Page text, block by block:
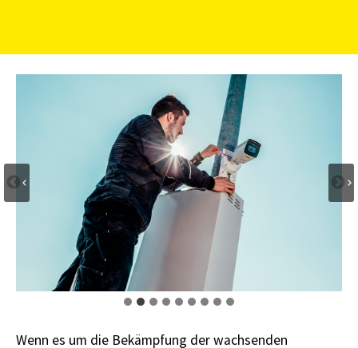
Wenn es um die Bekämpfung der wachsenden